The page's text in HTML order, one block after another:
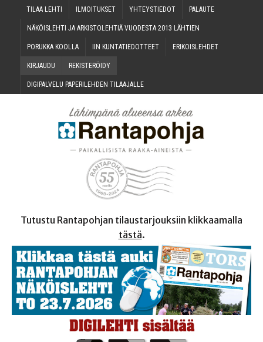
TILAA LEH­TI ILMOI­TUK­SET YHTEYS­TIE­DOT PALAU­TE
NÄKÖIS­LEH­TI JA ARKIS­TO­LEH­TIÄ VUO­DES­TA 2013 LÄHTIEN
PORUK­KA KOOLLA IIN KUN­TA­TIE­DOT­TEET ERI­KOIS­LEH­DET
KIR­JAU­DU REKIS­TE­RÖI­DY
DIGI­PAL­VE­LU PAPE­RI­LEH­DEN TILAAJALLE
Tutustu Rantapohjan tilaustarjouksiin klikkaamalla
tästä.